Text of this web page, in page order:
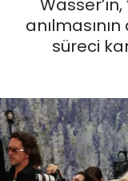
süreci
EĞİTİM
MAGAZİN
SPOR
11:11
Son Dakika
Haber